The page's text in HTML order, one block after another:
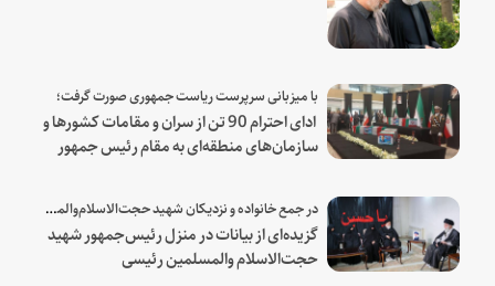
با میزبانی سرپرست ریاست جمهوری صورت گرفت؛
ادای احترام 90 تن از سران و مقامات کشورها و
سازمان‌های منطقه‌ای به مقام رئیس جمهور
در جمع خانواده و نزدیکان شهید حجت‌الاسلام‌والمسلمین رئیسی:
گزیده‌ای از بیانات در منزل رئیس‌جمهور شهید
حجت‌الاسلام والمسلمین رئیسی